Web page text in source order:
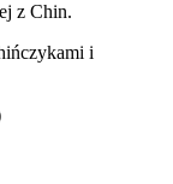
z Chin.
i